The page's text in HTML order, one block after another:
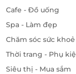
Cafe - Đồ uống
Spa - Làm đẹp
Chăm sóc sức khoẻ
Thời trang - Phụ
Siêu thị - Mua sắm